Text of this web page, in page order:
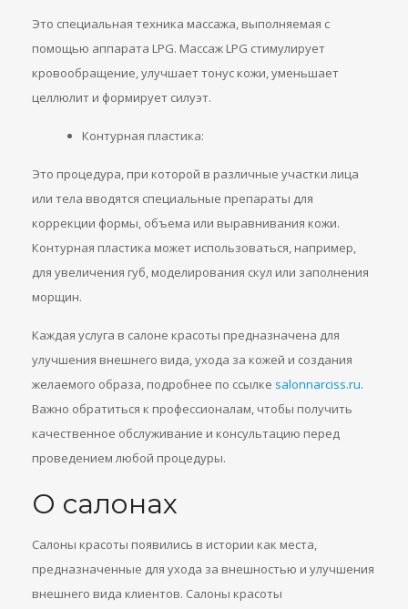
Это специальная техника массажа, выполняемая с
помощью аппарата LPG. Массаж LPG стимулирует
кровообращение, улучшает тонус кожи, уменьшает
целлюлит и формирует силуэт.
Контурная пластика:
Это процедура, при которой в различные участки лица
или тела вводятся специальные препараты для
коррекции формы, объема или выравнивания кожи.
Контурная пластика может использоваться, например,
для увеличения губ, моделирования скул или заполнения
морщин.
Каждая услуга в салоне красоты предназначена для
улучшения внешнего вида, ухода за кожей и создания
желаемого образа, подробнее по ссылке salonnarciss.ru.
Важно обратиться к профессионалам, чтобы получить
качественное обслуживание и консультацию перед
проведением любой процедуры.
О салонах
Салоны красоты появились в истории как места,
предназначенные для ухода за внешностью и улучшения
внешнего вида клиентов. Салоны красоты